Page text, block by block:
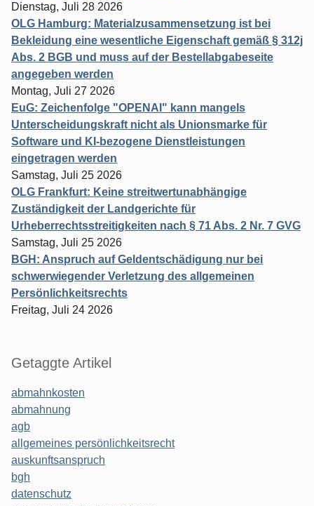
Dienstag, Juli 28 2026
OLG Hamburg: Materialzusammensetzung ist bei
Bekleidung eine wesentliche Eigenschaft gemäß § 312j
Abs. 2 BGB und muss auf der Bestellabgabeseite
angegeben werden
Montag, Juli 27 2026
EuG: Zeichenfolge "OPENAI" kann mangels
Unterscheidungskraft nicht als Unionsmarke für
Software und KI-bezogene Dienstleistungen
eingetragen werden
Samstag, Juli 25 2026
OLG Frankfurt: Keine streitwertunabhängige
Zuständigkeit der Landgerichte für
Urheberrechtsstreitigkeiten nach § 71 Abs. 2 Nr. 7 GVG
Samstag, Juli 25 2026
BGH: Anspruch auf Geldentschädigung nur bei
schwerwiegender Verletzung des allgemeinen
Persönlichkeitsrechts
Freitag, Juli 24 2026
Getaggte Artikel
abmahnkosten
abmahnung
agb
allgemeines persönlichkeitsrecht
auskunftsanspruch
bgh
datenschutz